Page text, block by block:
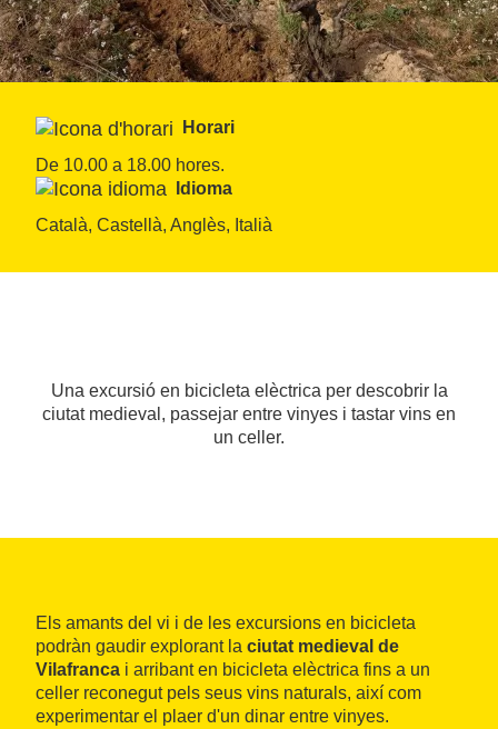
Horari
De 10.00 a 18.00 hores.
Idioma
Català, Castellà, Anglès, Italià
Una excursió en bicicleta elèctrica per descobrir la
ciutat medieval, passejar entre vinyes i tastar vins en
un celler.
Els amants del vi i de les excursions en bicicleta
podràn gaudir explorant la ciutat medieval de
Vilafranca i arribant en bicicleta elèctrica fins a un
celler reconegut pels seus vins naturals, així com
experimentar el plaer d'un dinar entre vinyes.